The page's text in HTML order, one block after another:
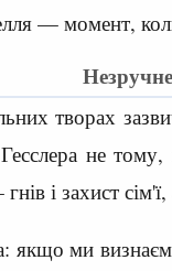
— момент,
творах
Гесслера не
і захист
якщо ми